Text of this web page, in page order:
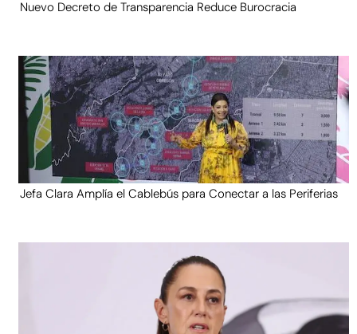
Nuevo Decreto de Transparencia Reduce Burocracia
Jefa Clara Amplía el Cablebús para Conectar a las Periferias